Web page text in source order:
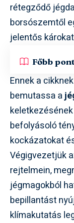
rétegződő
borsószemtől
jelentős
Főbb
Ennek a
bemutassa a
befolyásoló
kockázatokat
Végigvezetjük
rejtelmein,
jégmagokból
bepillantást
klímakutatás